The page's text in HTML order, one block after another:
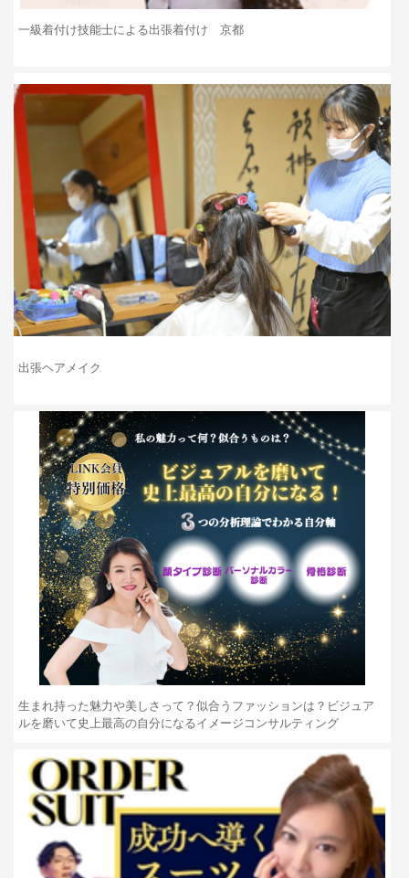
一級着付け技能士による出張着付け 京都
出張ヘアメイク
生まれ持った魅力や美しさって？似合うファッションは？ビジュア
ルを磨いて史上最高の自分になるイメージコンサルティング